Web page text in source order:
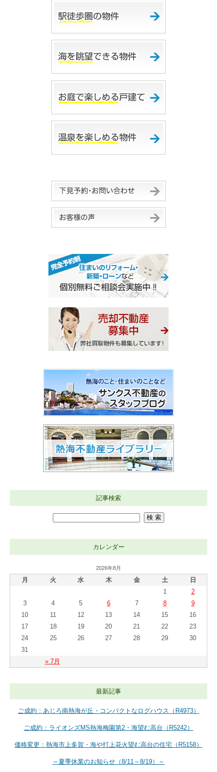
記事検索
カレンダー
2026年8月
月 火 水 木 金 土 日
« 7月
1
2
3
4 5 6 7 8
9
10
11 12 13 14 15
16
17
18 19 20 21 22
23
24
25 26 27 28 29
30
31
最新記事
ご成約：あじろ南熱海が丘・コンパクトなログハウス（R4973）
ご成約：ライオンズMS熱海梅園第2・海望む高台（R5242）
価格変更：熱海市上多賀・海や打上花火望む高台の住宅（R5158）
～夏季休業のお知らせ（8/11～8/19）～